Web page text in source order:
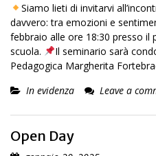
Siamo lieti di invitarvi
davvero: tra emozioni e
febbraio alle ore 18:30 presso il
scuola.
Il seminario sarà
Pedagogica Margherita
In evidenza
Leave a
Open Day